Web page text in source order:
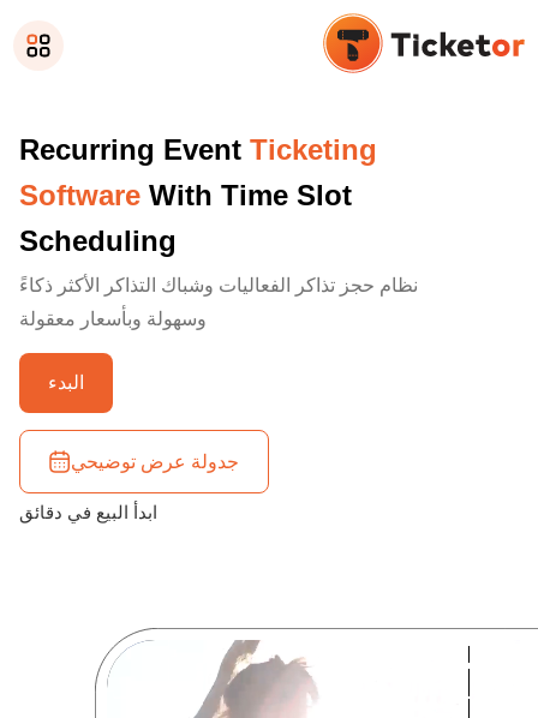
Recurring Event Ticketing
Software With Time Slot
Scheduling
نظام حجز تذاكر الفعاليات وشباك التذاكر الأكثر ذكاءً
وسهولة وبأسعار معقولة
البدء
جدولة عرض توضيحي
ابدأ البيع في دقائق